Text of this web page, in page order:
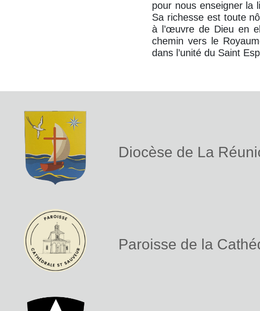
pour nous enseigner la
Sa richesse est toute
à l’œuvre de Dieu en
chemin vers le
dans l’unité du Saint
Diocèse de La
Paroisse de la